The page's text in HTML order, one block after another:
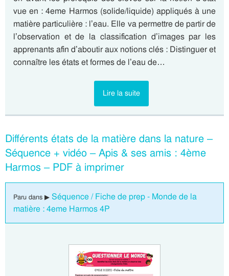
vue en : 4eme Harmos (solide/liquide) appliqués à une
matière particulière : l’eau. Elle va permettre de partir de
l’observation et de la classification d’images par les
apprenants afin d’aboutir aux notions clés : Distinguer et
connaître les états et formes de l’eau de…
Lire la suite
Différents états de la matière dans la nature –
Séquence + vidéo – Apis & ses amis : 4ème
Harmos – PDF à imprimer
Paru dans ▶ Séquence / Fiche de prep - Monde de la
matière : 4eme Harmos 4P